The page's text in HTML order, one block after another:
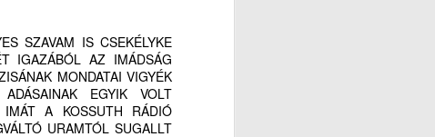
SZAVAM IS CSEKÉLYKE
IGAZÁBÓL AZ IMÁDSÁG
MONDATAI VIGYÉK
EGYIK VOLT
A KOSSUTH RÁDIÓ
URAMTÓL SUGALLT